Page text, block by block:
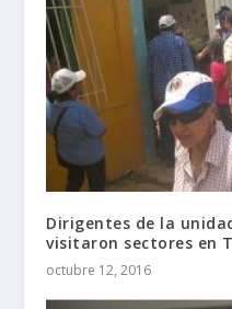
Dirigentes de la
visitaron sectores en
octubre 12, 2016